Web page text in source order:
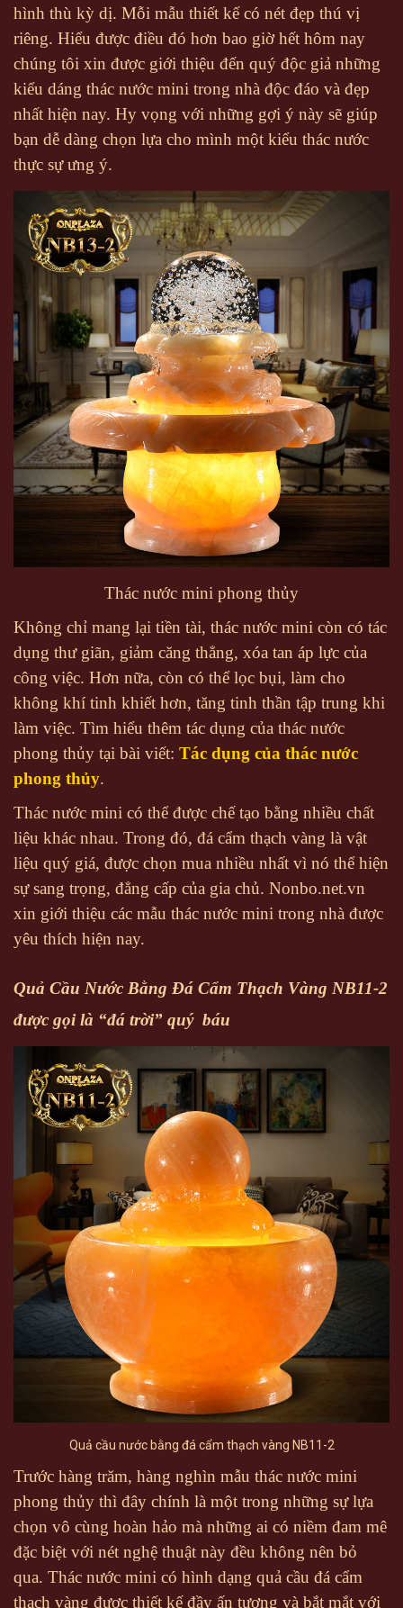
hình thù kỳ dị. Mỗi mẫu thiết kế có nét đẹp thú vị
riêng. Hiểu được điều đó hơn bao giờ hết hôm nay
chúng tôi xin được giới thiệu đến quý độc giả những
kiểu dáng thác nước mini trong nhà độc đáo và đẹp
nhất hiện nay. Hy vọng với những gợi ý này sẽ giúp
bạn dễ dàng chọn lựa cho mình một kiểu thác nước
thực sự ưng ý.
Thác nước mini phong thủy
Không chỉ mang lại tiền tài, thác nước mini còn có tác
dụng thư giãn, giảm căng thẳng, xóa tan áp lực của
công việc. Hơn nữa, còn có thể lọc bụi, làm cho
không khí tinh khiết hơn, tăng tinh thần tập trung khi
làm việc. Tìm hiểu thêm tác dụng của thác nước
phong thủy tại bài viết: Tác dụng của thác nước
phong thủy.
Thác nước mini có thể được chế tạo bằng nhiều chất
liệu khác nhau. Trong đó, đá cẩm thạch vàng là vật
liệu quý giá, được chọn mua nhiều nhất vì nó thể hiện
sự sang trọng, đẳng cấp của gia chủ. Nonbo.net.vn
xin giới thiệu các mẫu thác nước mini trong nhà được
yêu thích hiện nay.
Quả Cầu Nước Bằng Đá Cẩm Thạch Vàng NB11-2
được gọi là “đá trời” quý báu
Quả cầu nước bằng đá cẩm thạch vàng NB11-2
Trước hàng trăm, hàng nghìn mẫu thác nước mini
phong thủy thì đây chính là một trong những sự lựa
chọn vô cùng hoàn hảo mà những ai có niềm đam mê
đặc biệt với nét nghệ thuật này đều không nên bỏ
qua. Thác nước mini có hình dạng quả cầu đá cẩm
thạch vàng được thiết kế đầy ấn tượng và bắt mắt với